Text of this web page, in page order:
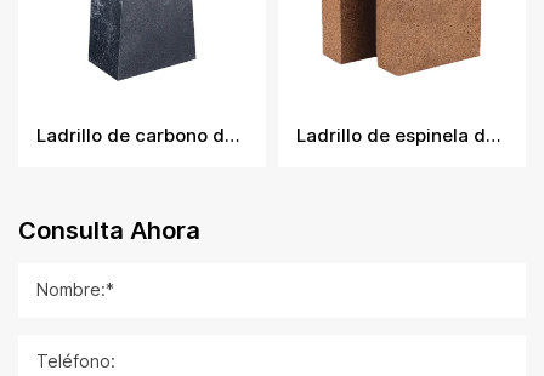
Ladrillo de carbono de magnesia y alúmina Ladrillo de espinela de magnesia y alúmina
Consulta Ahora
Nombre:*
Teléfono: